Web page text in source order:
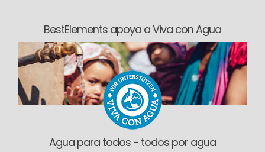
BestElements apoya a Viva con Agua
Agua para todos - todos por agua